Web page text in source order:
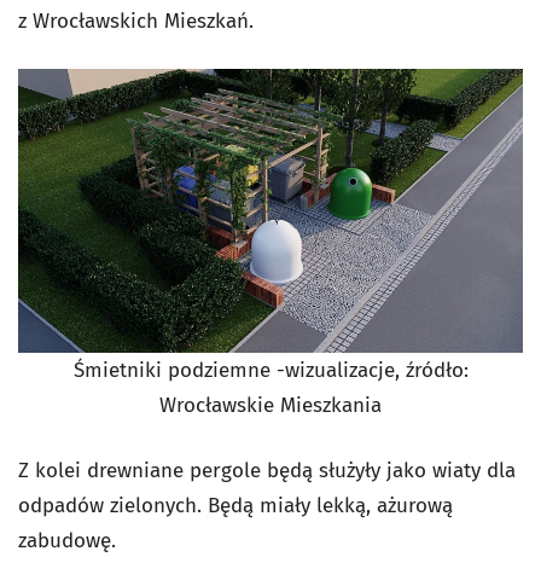
z Wrocławskich Mieszkań.
Śmietniki podziemne -wizualizacje, źródło:
Wrocławskie Mieszkania
Z kolei drewniane pergole będą służyły jako wiaty dla
odpadów zielonych. Będą miały lekką, ażurową
zabudowę.